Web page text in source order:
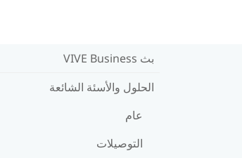
بث VIVE Business
الحلول والأسئة الشائعة
عام
التوصيلات